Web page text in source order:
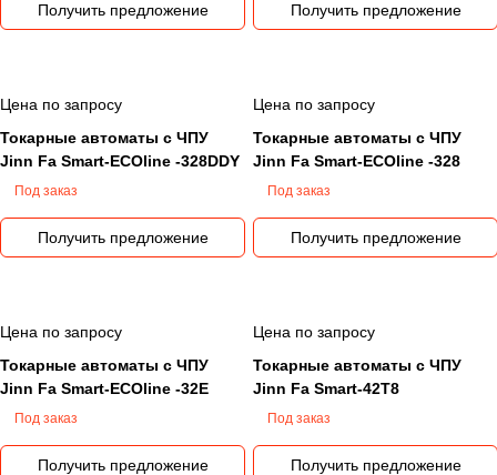
Получить предложение Получить предложение
Цена по запросу
Токарные автоматы с ЧПУ
Jinn Fa Smart-ECOline -328DDY
Под заказ
Получить предложение
Цена по запросу
Токарные автоматы с ЧПУ
Jinn Fa Smart-ECOline -328
Под заказ
Получить предложение
Цена по запросу
Токарные автоматы с ЧПУ
Jinn Fa Smart-ECOline -32E
Под заказ
Получить предложение
Цена по запросу
Токарные автоматы с ЧПУ
Jinn Fa Smart-42T8
Под заказ
Получить предложение